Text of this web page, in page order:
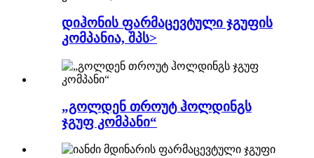
დიჰონის ფარმაცევტული ჯგუფის
კომპანია, შპს>
„გოლდენ თროუტ ჰოლდინგს
ჯგუფ კომპანი“